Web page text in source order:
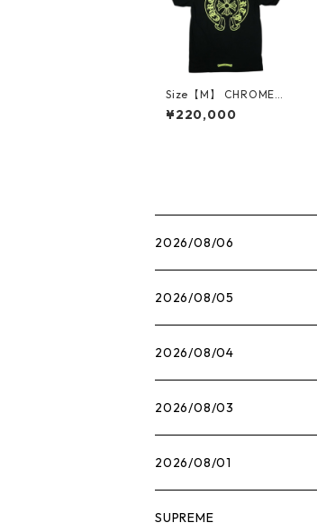
Size【M】 CHROME
HEARTS クロム・ハー
ツ HORSESHOE S/S T
¥220,000
2026/08/06
2026/08/05
2026/08/04
2026/08/03
2026/08/01
SUPREME